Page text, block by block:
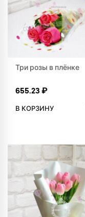
Три розы в плёнке
655.23₽
В КОРЗИНУ